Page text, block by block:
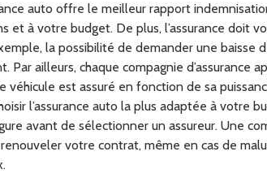
auto offre le meilleur rapport
et à votre budget. De plus, l’assurance doit
la possibilité de demander une baisse
ailleurs, chaque compagnie d’assurance
véhicule est assuré en fonction de sa
l’assurance auto la plus adaptée à votre
avant de sélectionner un assureur. Une
renouveler votre contrat, même en cas de